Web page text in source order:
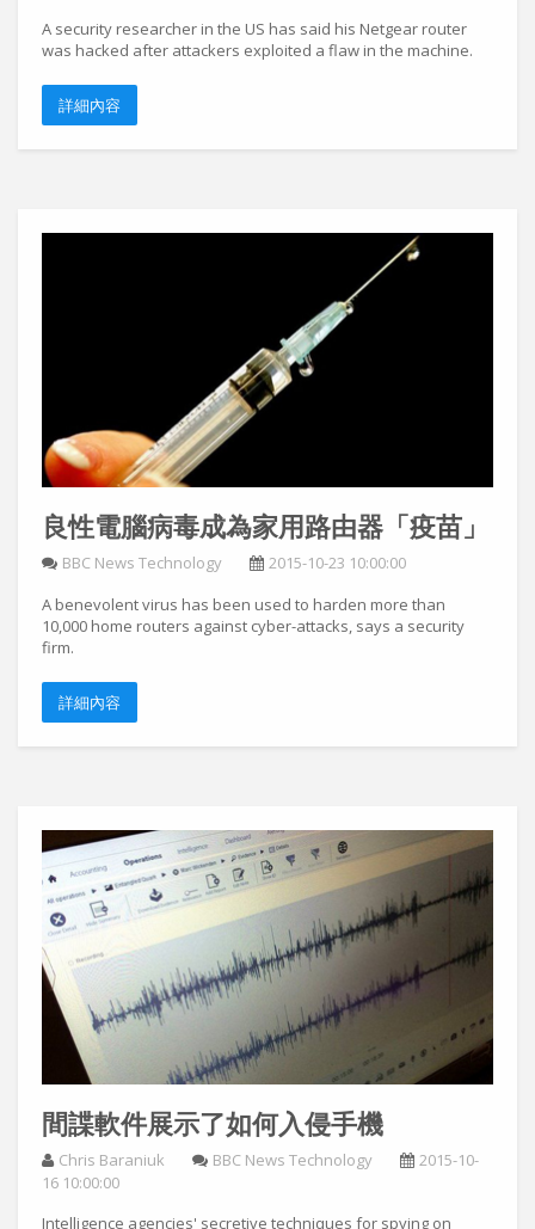
A security researcher in the US has said his Netgear router
was hacked after attackers exploited a flaw in the machine.
詳細內容
良性電腦病毒成為家用路由器「疫苗」
BBC News Technology
2015-10-23 10:00:00
A benevolent virus has been used to harden more than
10,000 home routers against cyber-attacks, says a security
firm.
詳細內容
間諜軟件展示了如何入侵手機
Chris Baraniuk BBC News Technology
2015-10-
16 10:00:00
Intelligence agencies' secretive techniques for spying on